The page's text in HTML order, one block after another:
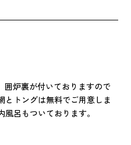
囲炉裏が付いておりますので
とトングは無料でご用意しま
呂もついております。